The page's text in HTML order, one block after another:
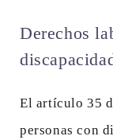
Derechos
El artículo 35
personas con